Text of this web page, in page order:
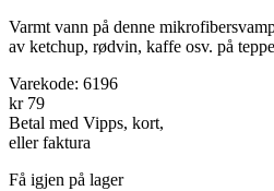
Varmt vann på denne
av ketchup, rødvin, kaffe osv. på
Varekode: 6196
kr 79
Betal med Vipps, kort,
eller faktura
Få igjen på lager